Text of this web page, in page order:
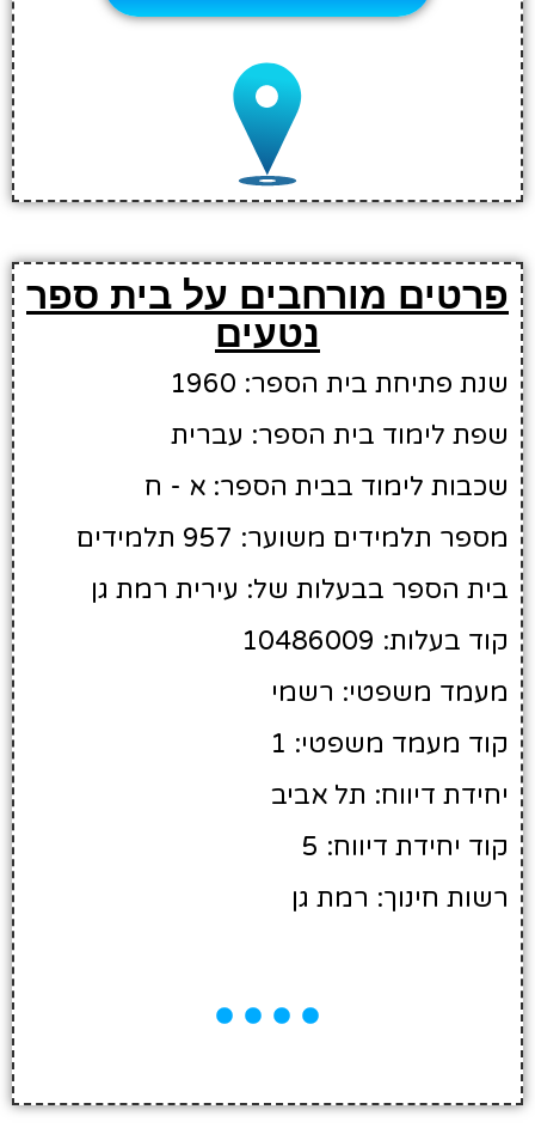
פרטים מורחבים על בית ספר
נטעים
שנת פתיחת בית הספר: 1960
שפת לימוד בית הספר: עברית
שכבות לימוד בבית הספר: א - ח
מספר תלמידים משוער: 957 תלמידים
בית הספר בבעלות של: עירית רמת גן
קוד בעלות: 10486009
מעמד משפטי: רשמי
קוד מעמד משפטי: 1
יחידת דיווח: תל אביב
קוד יחידת דיווח: 5
רשות חינוך: רמת גן